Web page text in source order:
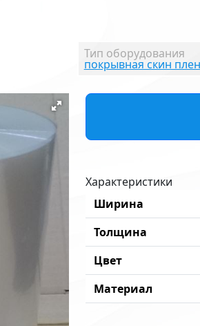
Тип оборудования
покрывная скин
Характеристики
Ширина
Толщина
Цвет
Материал